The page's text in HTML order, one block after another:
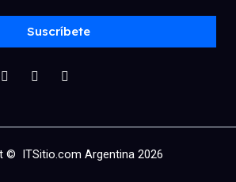
Suscríbete
© ITSitio.com Argentina 2026